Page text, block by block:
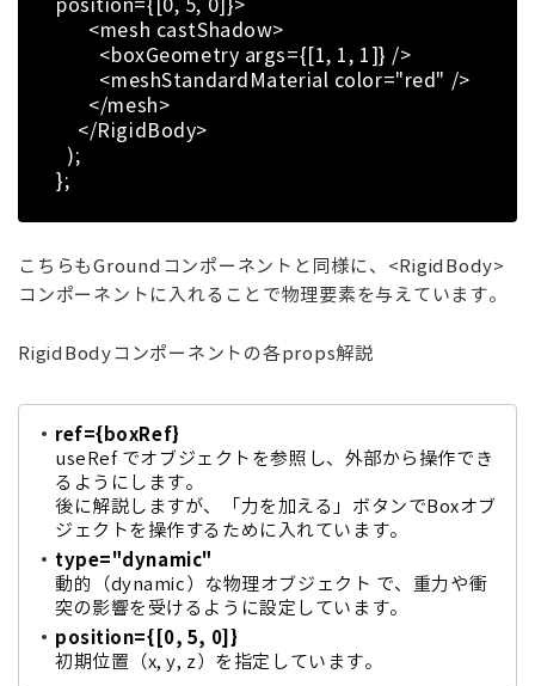
position={[0, 5, 0]}>
<mesh castShadow>
<boxGeometry args={[1, 1, 1]} />
<meshStandardMaterial color="red" />
</mesh>
</RigidBody>
);
};
こちらもGroundコンポーネントと同様に、<RigidBody>
コンポーネントに入れることで物理要素を与えています。
RigidBodyコンポーネントの各props解説
ref={boxRef}
useRef でオブジェクトを参照し、外部から操作でき
るようにします。
後に解説しますが、「力を加える」ボタンでBoxオブ
ジェクトを操作するために入れています。
type="dynamic"
動的（dynamic）な物理オブジェクト で、重力や衝
突の影響を受けるように設定しています。
position={[0, 5, 0]}
初期位置（x, y, z）を指定しています。